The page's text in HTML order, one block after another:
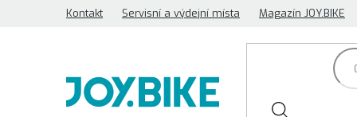
Kontakt Servisní a výdejní místa Magazín JOY.BIKE